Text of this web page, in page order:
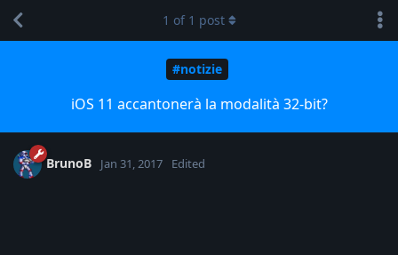
#notizie
iOS 11 accantonerà la modalità 32-bit?
1 of 1 post
BrunoB Jan 31, 2017 Edited